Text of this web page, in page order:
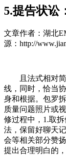
5.提告状讼
文章作者：湖北
源：http://
且法式相对简
线，同时，恰当
身和根据。包罗
质量问题照片或
修过程中，1.取
法，保留好聊天
会等相关部分赞
提出合理明白的